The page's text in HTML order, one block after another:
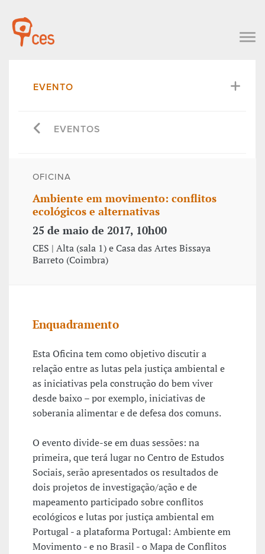
EVENTO
EVENTOS
OFICINA
Ambiente em movimento: conflitos
ecológicos e alternativas
25 de maio de 2017, 10h00
CES | Alta (sala 1) e Casa das Artes Bissaya
Barreto (Coimbra)
Enquadramento
Esta Oficina tem como objetivo discutir a
relação entre as lutas pela justiça ambiental e
as iniciativas pela construção do bem viver
desde baixo – por exemplo, iniciativas de
soberania alimentar e de defesa dos comuns.
O evento divide-se em duas sessões: na
primeira, que terá lugar no Centro de Estudos
Sociais, serão apresentados os resultados de
dois projetos de investigação/ação e de
mapeamento participado sobre conflitos
ecológicos e lutas por justiça ambiental em
Portugal - a plataforma Portugal: Ambiente em
Movimento - e no Brasil - o Mapa de Conflitos